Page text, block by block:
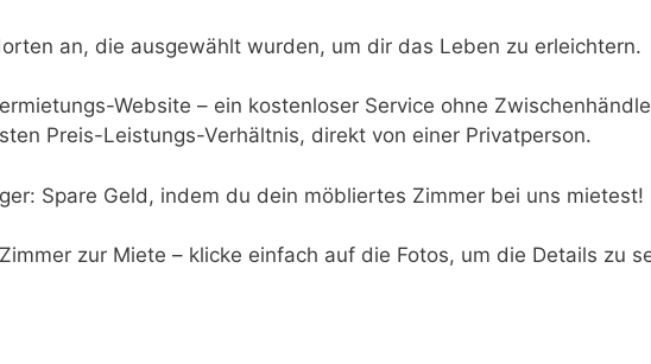
an, die ausgewählt wurden, um dir das Leben zu erleichtern.
Website – ein kostenloser Service ohne
Preis-Leistungs-Verhältnis, direkt von einer Privatperson.
Spare Geld, indem du dein möbliertes Zimmer bei uns mietest!
zur Miete – klicke einfach auf die Fotos, um die Details zu